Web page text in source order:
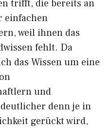
trifft, die bereits an
einfachen
weil ihnen das
fehlt. Da
das Wissen um eine
und
denn je in
gerückt wird,